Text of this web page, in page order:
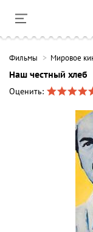
Фильмы Мировое
Наш честный хлеб
Оценить: